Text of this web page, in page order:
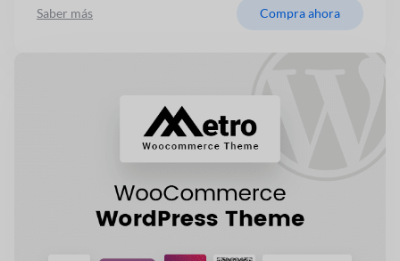
Saber más Compra ahora